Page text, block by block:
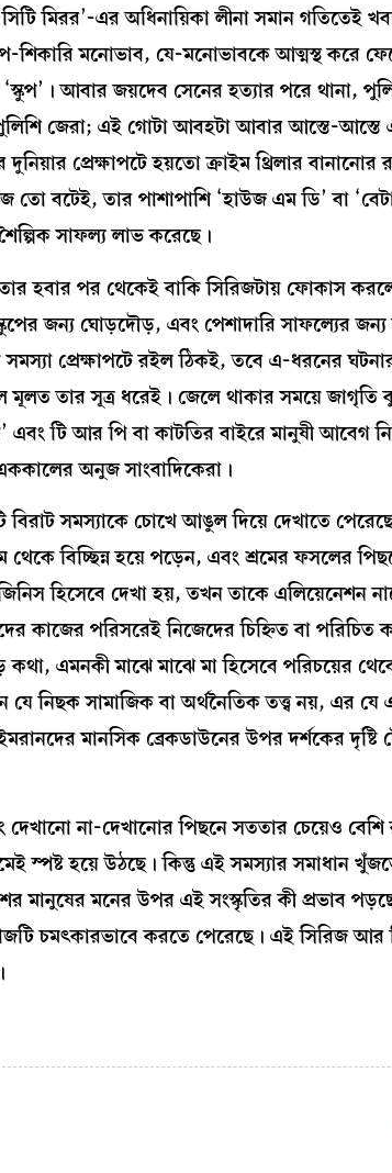
মিরর’-এর অধিনায়িকা লীনা সমান গতিতেই
শিকারি মনোভাব, যে-মনোভাবকে আত্মস্থ করে
আবার জয়দেব সেনের হত্যার পরে থানা,
জেরা; এই গোটা আবহটা আবার আস্তে-আস্তে
প্রেক্ষাপটে হয়তো ক্রাইম থ্রিলার বানানোর
তো বটেই, তার পাশাপাশি ‘হাউজ এম ডি’ বা
সাফল্য লাভ করেছে।
হবার পর থেকেই বাকি সিরিজটায় ফোকাস
জন্য ঘোড়দৌড়, এবং পেশাদারি সাফল্যের
প্রেক্ষাপটে রইল ঠিকই, তবে এ-ধরনের
মূলত তার সূত্র ধরেই। জেলে থাকার সময়ে জাগৃতি
টি আর পি বা কাটতির বাইরে মানুষী আবেগ
অনুজ সাংবাদিকেরা।
সমস্যাকে চোখে আঙুল দিয়ে দেখাতে
বিচ্ছিন্ন হয়ে পড়েন, এবং শ্রমের ফসলের
হিসেবে দেখা হয়, তখন তাকে এলিয়েনেশন
পরিসরেই নিজেদের চিহ্নিত বা পরিচিত
কথা, এমনকী মাঝে মাঝে মা হিসেবে পরিচয়ের
নিছক সামাজিক বা অর্থনৈতিক তত্ত্ব নয়, এর যে
মানসিক ব্রেকডাউনের উপর দর্শকের দৃষ্টি
না-দেখানোর পিছনে সততার চেয়েও বেশি
স্পষ্ট হয়ে উঠছে। কিন্তু এই সমস্যার সমাধান
মানুষের মনের উপর এই সংস্কৃতির কী প্রভাব
চমৎকারভাবে করতে পেরেছে। এই সিরিজ